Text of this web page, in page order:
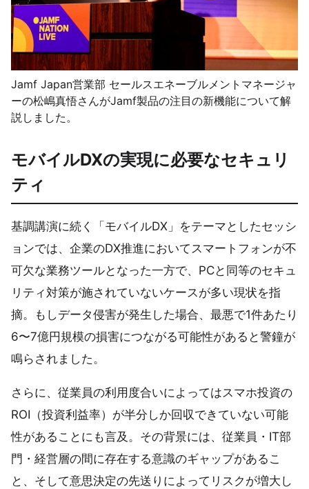
Jamf Japan営業部 セールスエネーブルメントマネージャ
ーの松嶋真悟さんがJamf製品の注目の新機能について解
説しました。
モバイルDXの実現に必要なセキュリ
ティ
基調講演に続く「モバイルDX」をテーマとしたセッシ
ョンでは、企業のDX推進においてスマートフォンが不
可欠な業務ツールとなった一方で、PCと同等のセキュ
リティ対策が施されていないケースが多い現状を指
摘。もしデータ侵害が発生した場合、最悪で1件あたり
6〜7億円規模の損害につながる可能性があると警鐘が
鳴らされました。
さらに、従業員の利用度合いによってはスマホ投資の
ROI（投資利益率）が半分しか回収できていない可能
性があることにも言及。その背景には、従業員・IT部
門・経営層の間に存在する意識のギャップがあるこ
と、そして意思決定の先送りによってリスクが増大し